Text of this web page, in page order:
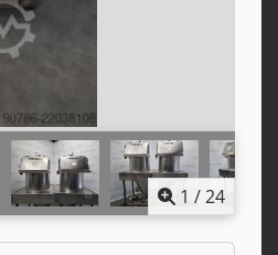
1 /24